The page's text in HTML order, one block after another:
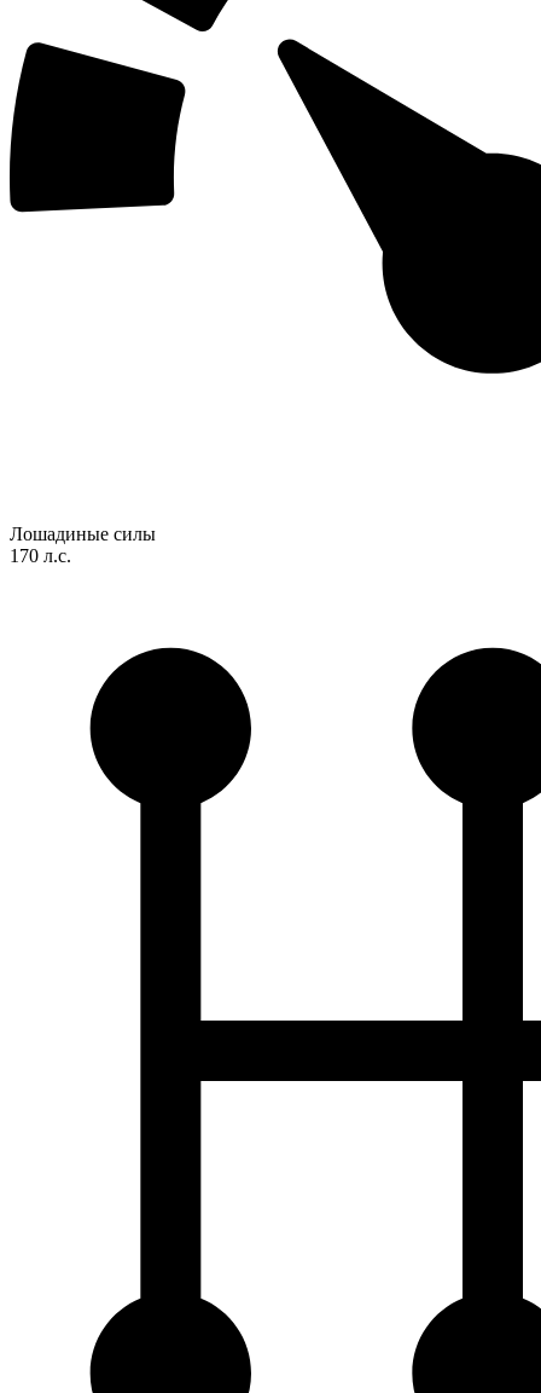
Лошадиные силы
170 л.с.